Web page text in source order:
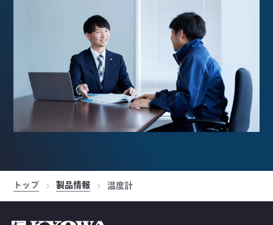
トップ 製品情報 温度計